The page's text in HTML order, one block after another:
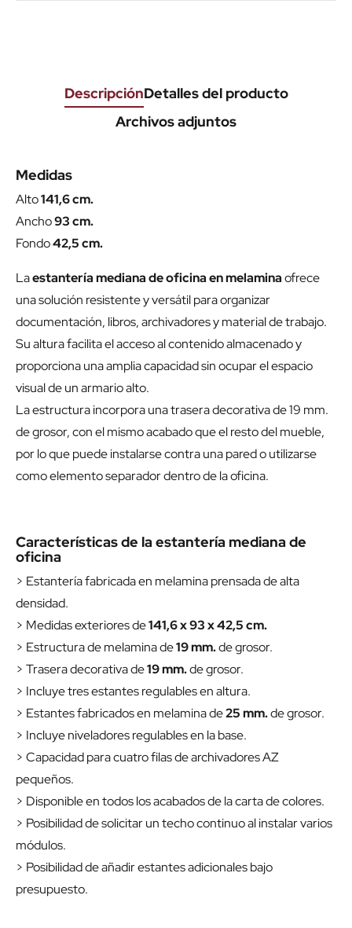
DescripciónDetalles del producto
Archivos adjuntos
Medidas
Alto141,6 cm.
Ancho93 cm.
Fondo42,5 cm.
Laestantería mediana de oficina en melaminaofrece
una solución resistente y versátil para organizar
documentación, libros, archivadores y material de trabajo.
Su altura facilita el acceso al contenido almacenado y
proporciona una amplia capacidad sin ocupar el espacio
visual de un armario alto.
La estructura incorpora una trasera decorativa de 19 mm.
de grosor, con el mismo acabado que el resto del mueble,
por lo que puede instalarse contra una pared o utilizarse
como elemento separador dentro de la oficina.
Características de la estantería mediana de
oficina
> Estantería fabricada en melamina prensada de alta
densidad.
> Medidas exteriores de141,6 x 93 x 42,5 cm.
> Estructura de melamina de19 mm.de grosor.
> Trasera decorativa de19 mm.de grosor.
> Incluye tres estantes regulables en altura.
> Estantes fabricados en melamina de25 mm.de grosor.
> Incluye niveladores regulables en la base.
> Capacidad para cuatro filas de archivadores AZ
pequeños.
> Disponible en todos los acabados de la carta de colores.
> Posibilidad de solicitar un techo continuo al instalar varios
módulos.
> Posibilidad de añadir estantes adicionales bajo
presupuesto.